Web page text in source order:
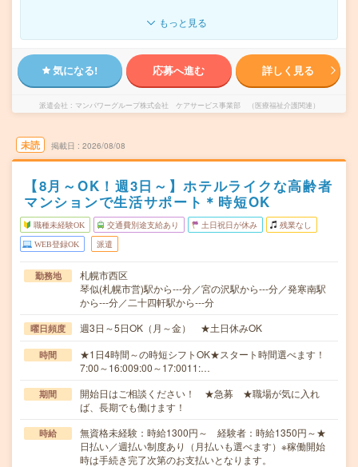
もっと見る
気になる! 応募へ進む 詳しく見る
派遣会社 マンパワーグループ株式会社 ケアサービス事業部 （医療福祉介護関連）
未読 掲載日 2026/08/08
【8月～OK！週3日～】ホテルライクな高齢者
マンションで生活サポート＊時短OK
職種未経験OK 交通費別途支給あり 土日祝日が休み 残業なし
WEB登録OK 派遣
勤務地
札幌市西区
琴似(札幌市営)駅から---分／宮の沢駅から---分／発寒南駅
から---分／二十四軒駅から---分
曜日頻度 週3日～5日OK（月～金） ★土日休みOK
時間
★1日4時間～の時短シフトOK★スタート時間選べます！
7:00～16:009:00～17:0011:…
期間
開始日はご相談ください！ ★急募 ★職場が気に入れ
ば、長期でも働けます！
時給
無資格未経験：時給1300円～ 経験者：時給1350円～★
日払い／週払い制度あり（月払いも選べます）※稼働開始
時は手続き完了次第のお支払いとなります。